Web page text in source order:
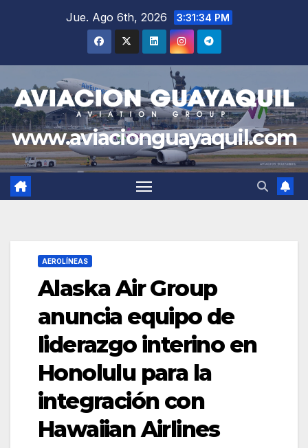
Jue. Ago 6th, 2026 3:31:35 PM
www.aviacionguayaquil.com
AEROLÍNEAS
Alaska Air Group
anuncia equipo de
liderazgo interino en
Honolulu para la
integración con
Hawaiian Airlines